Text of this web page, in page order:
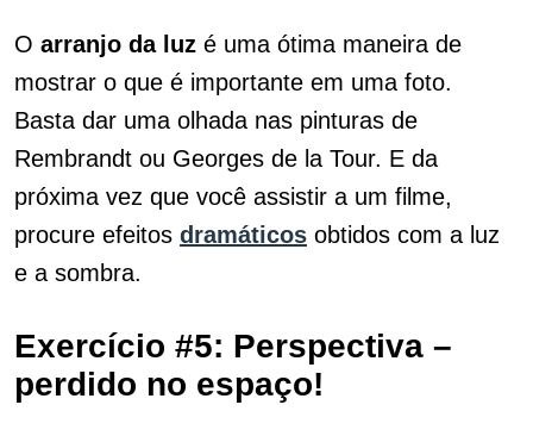
O arranjo da luz é uma ótima maneira de
mostrar o que é importante em uma foto.
Basta dar uma olhada nas pinturas de
Rembrandt ou Georges de la Tour. E da
próxima vez que você assistir a um filme,
procure efeitos dramáticos obtidos com a luz
e a sombra.
Exercício #5: Perspectiva –
perdido no espaço!